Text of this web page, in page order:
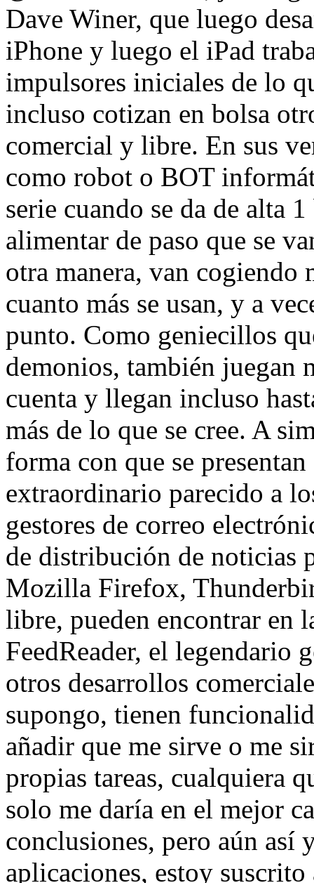
Dave Winer, que luego
iPhone y luego el iPad
impulsores iniciales de lo
incluso cotizan en bolsa
comercial y libre. En sus
como robot o BOT
serie cuando se da de alta
alimentar de paso que se
otra manera, van
cuanto más se usan, y a
punto. Como geniecillos
demonios, también juegan
cuenta y llegan incluso
más de lo que se cree. A
forma con que se
extraordinario parecido a
gestores de correo
de distribución de noticias
Mozilla Firefox,
libre, pueden encontrar en
FeedReader, el legendario
otros desarrollos
supongo, tienen
añadir que me sirve o me
propias tareas, cualquiera
solo me daría en el mejor
conclusiones, pero aún
aplicaciones, estoy